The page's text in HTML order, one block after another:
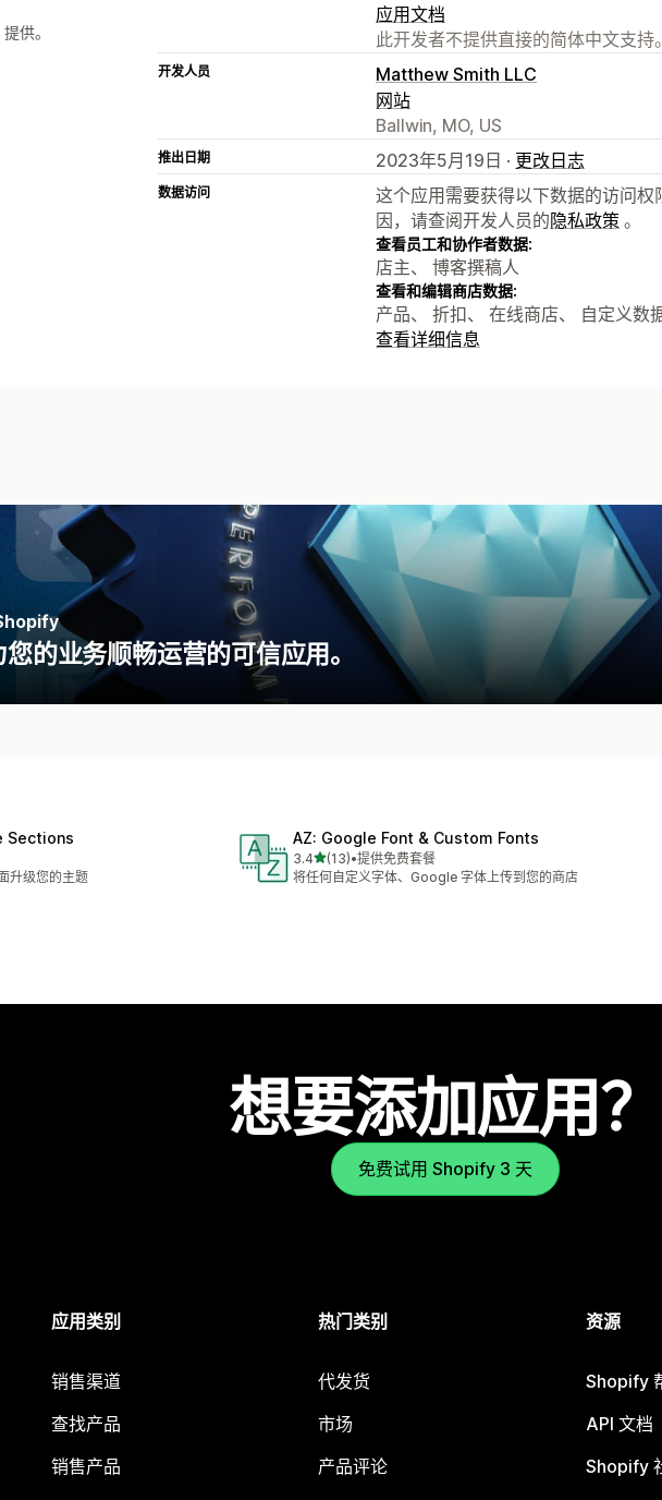
供。
应用文档
此开发者不提供直接的简体中文支持。
开发人员
Matthew Smith LLC
网站
Ballwin, MO, US
推出日期 2023年5月19日 · 更改日志
数据访问
这个应用需要获得以下数据的访问
因，请查阅开发人员的隐私政策 。
查看员工和协作者数据:
店主、 博客撰稿人
查看和编辑商店数据:
产品、 折扣、 在线商店、 自定义数
查看详细信息
的业务顺畅运营的可信应用。
Sections
升级您的主题
AZ: Google Font & Custom Fonts
3.4星（满分 5 星）
(13)
总共 13 条评论
•提供免费套餐
将任何自定义字体、Google 字体上传到您的商店
想要添加应用？
免费试用 Shopify 3 天
应用类别
销售渠道
查找产品
销售产品
热门类别
代发货
市场
产品评论
资源
Shopify
API 文档
Shopify